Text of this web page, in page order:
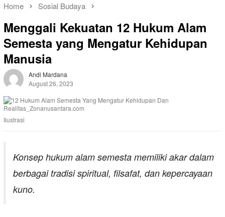
Home Sosial Budaya
Menggali Kekuatan 12 Hukum Alam
Semesta yang Mengatur Kehidupan
Manusia
Andi Mardana
August 26, 2023
Ilustrasi
Konsep hukum alam semesta memiliki akar dalam
berbagai tradisi spiritual, filsafat, dan kepercayaan
kuno.